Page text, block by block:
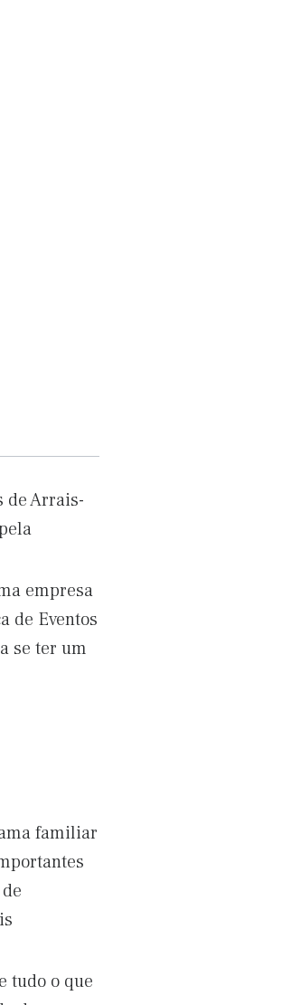
de Arrais-
empresa
de Eventos
se ter um
familiar
tudo o que